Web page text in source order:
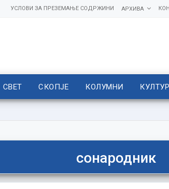
АРХИВА
УСЛОВИ ЗА ПРЕЗЕМАЊЕ СОДРЖИНИ
СВЕТ СКОПЈЕ КОЛУМНИ
сонародник